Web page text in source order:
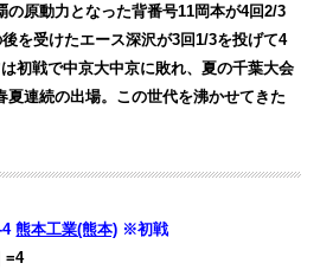
の原動力となった背番号11岡本が4回2/3
を受けたエース深沢が3回1/3を投げて4
初戦で中京大中京に敗れ、夏の千葉大会
夏連続の出場。この世代を沸かせてきた
4熊本工業(熊本) ※初戦
=4